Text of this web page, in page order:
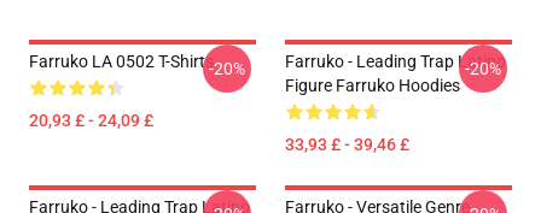
Farruko LA 0502 T-Shirts
20,93 £ - 24,09 £
-20%
Farruko - Leading Trap Latino
Figure Farruko Hoodies
33,93 £ - 39,46 £
-20%
Farruko - Leading Trap Latino
Farruko - Versatile Genre